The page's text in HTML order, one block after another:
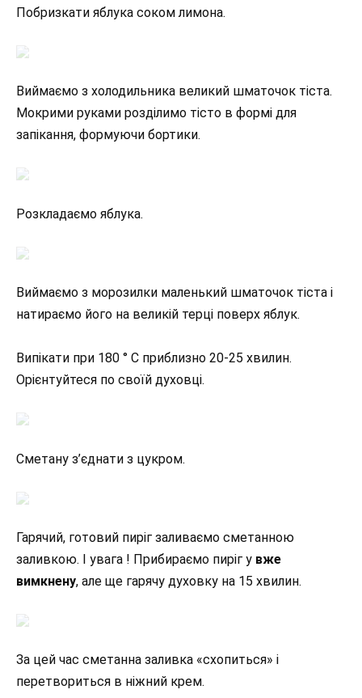
Побризкати яблука соком лимона.
Виймаємо з холодильника великий шматочок тіста.
Мокрими руками розділимо тісто в формі для
запікання, формуючи бортики.
Розкладаємо яблука.
Виймаємо з морозилки маленький шматочок тіста і
натираємо його на великій терці поверх яблук.
Випікати при 180 ° С приблизно 20-25 хвилин.
Орієнтуйтеся по своїй духовці.
Сметану з’єднати з цукром.
Гарячий, готовий пиріг заливаємо сметанною
заливкою. І увага ! Прибираємо пиріг у вже
вимкнену, але ще гарячу духовку на 15 хвилин.
За цей час сметанна заливка «схопиться» і
перетвориться в ніжний крем.